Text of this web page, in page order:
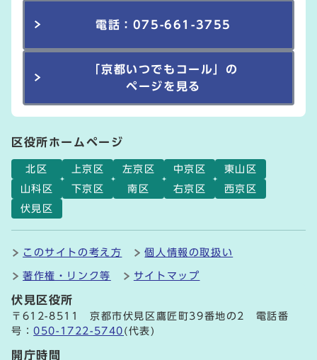
電話：075-661-3755
「京都いつでもコール」の
ページを見る
区役所ホームページ
北区 上京区 左京区 中京区
東山区
山科区
下京区 南区 右京区
西京区
伏見区
このサイトの考え方 個人情報の取扱い
著作権・リンク等 サイトマップ
伏見区役所
〒612-8511 京都市伏見区鷹匠町39番地の2 電話番
号：050-1722-5740 (代表)
開庁時間